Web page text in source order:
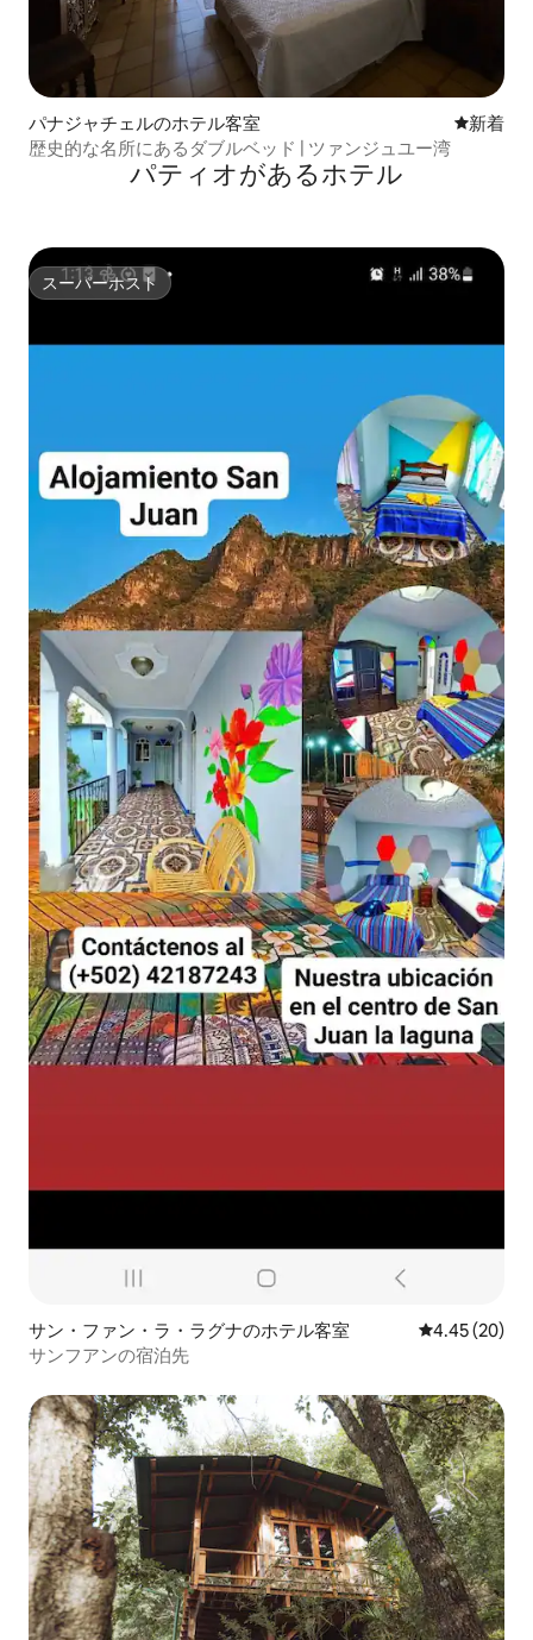
パナジャチェルのホテル客室 新しい宿
新着
歴史的な名所にあるダブルベッド | ツァンジュユー湾
パティオがあるホ⁠テ⁠ル
スーパーホスト
スーパーホスト
サン・ファン・ラ・ラグナのホテル客室 レビュー20
4.45 (20)
サンフアンの宿泊先